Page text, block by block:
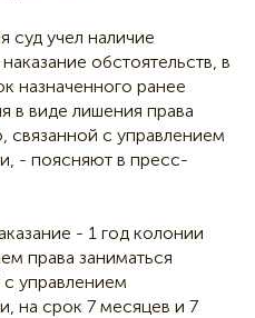
суд учел наличие
обстоятельств, в
назначенного ранее
в виде лишения права
связанной с управлением
- поясняют в пресс-
- 1 год колонии
права заниматься
управлением
на срок 7 месяцев и 7